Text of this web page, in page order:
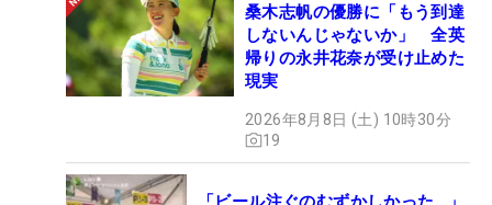
桑木志帆の優勝に「もう到達
しないんじゃないか」 全英
帰りの永井花奈が受け止めた
現実
2026年8月8日 (土) 10時30分
19